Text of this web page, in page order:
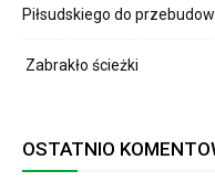
Piłsudskiego do
Zabrakło ścieżki
OSTATNIO